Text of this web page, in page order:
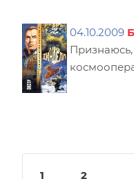
04.10.2009
1 2